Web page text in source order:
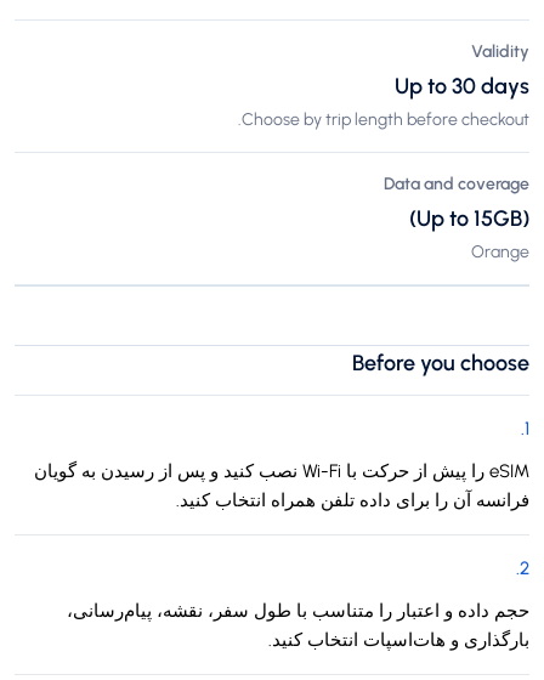
Validity
Up to 30 days
Choose by trip length before checkout.
Data and coverage
(Up to 15GB)
Orange
Before you choose
1
.
eSIM را پیش از حرکت با Wi-Fi نصب کنید و پس از رسیدن به گویان
فرانسه آن را برای داده تلفن همراه انتخاب کنید.
2
.
حجم داده و اعتبار را متناسب با طول سفر، نقشه، پیام‌رسانی،
بارگذاری و هات‌اسپات انتخاب کنید.